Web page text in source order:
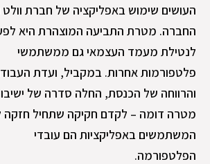
העושים שימוש באפליקציה של חברת וולט
החברה. מטרת התביעה המוצהרת היא
לנטילת מעמד העצמאי גם ממשתמשי
פלטפורמות אחרות. במקביל, ועדת
והרווחה של הכנסת, החלה סדרה של
מטרה דומה – לקדם חקיקה שתחיל חזקה
המשתמשים באפליקציות הם עובדי
הפלטפורמה.